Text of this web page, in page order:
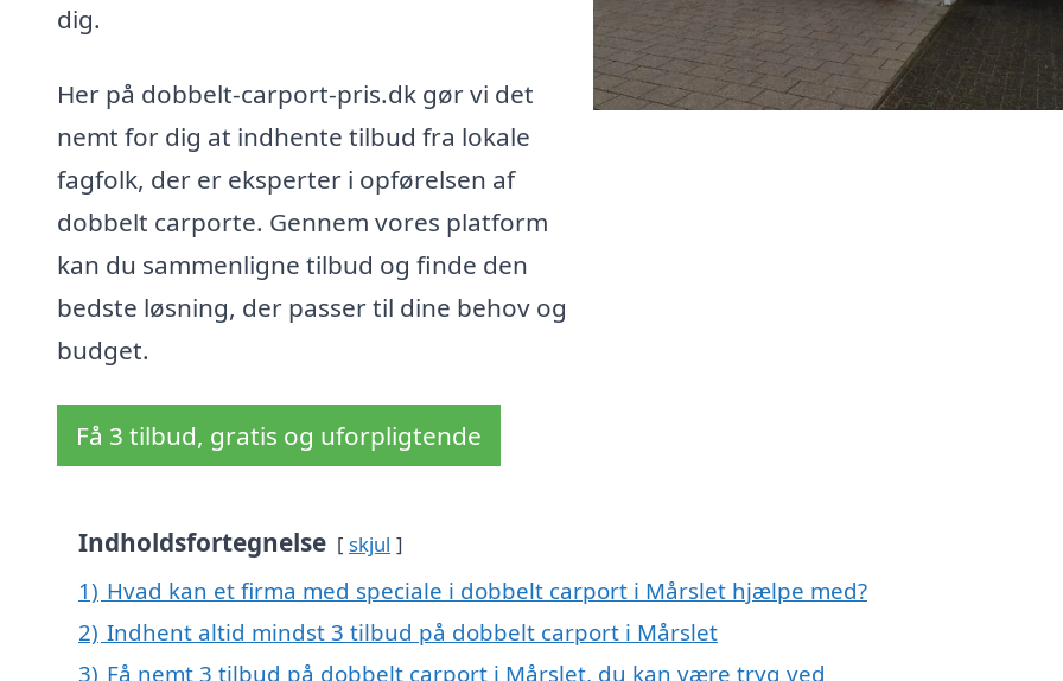
dig.
Her på dobbelt-carport-pris.dk gør vi det
nemt for dig at indhente tilbud fra lokale
fagfolk, der er eksperter i opførelsen af
dobbelt carporte. Gennem vores platform
kan du sammenligne tilbud og finde den
bedste løsning, der passer til dine behov og
budget.
Få 3 tilbud, gratis og uforpligtende
Indholdsfortegnelse skjul
1) Hvad kan et firma med speciale i dobbelt carport i Mårslet hjælpe med?
2) Indhent altid mindst 3 tilbud på dobbelt carport i Mårslet
3) Få nemt 3 tilbud på dobbelt carport i Mårslet, du kan være tryg ved